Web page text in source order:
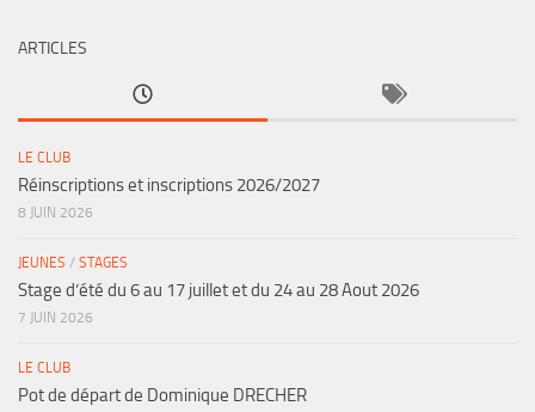
ARTICLES
LE CLUB
Réinscriptions et inscriptions 2026/2027
8 JUIN 2026
JEUNES / STAGES
Stage d’été du 6 au 17 juillet et du 24 au 28 Aout 2026
7 JUIN 2026
LE CLUB
Pot de départ de Dominique DRECHER